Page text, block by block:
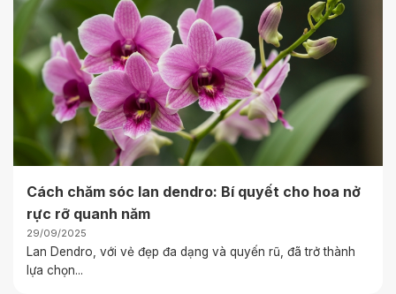
Cách chăm sóc lan dendro: Bí quyết cho hoa nở
rực rỡ quanh năm
29/09/2025
Lan Dendro, với vẻ đẹp đa dạng và quyến rũ, đã trở thành
lựa chọn...